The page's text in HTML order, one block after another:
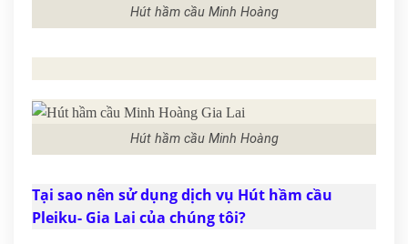
Hút hầm cầu Minh Hoàng
Hút hầm cầu Minh Hoàng
Tại sao nên sử dụng dịch vụ Hút hầm cầu
Pleiku- Gia Lai của chúng tôi?